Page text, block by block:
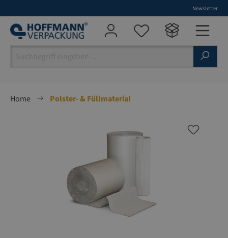
Newsletter
Home
Polster- & Füllmaterial